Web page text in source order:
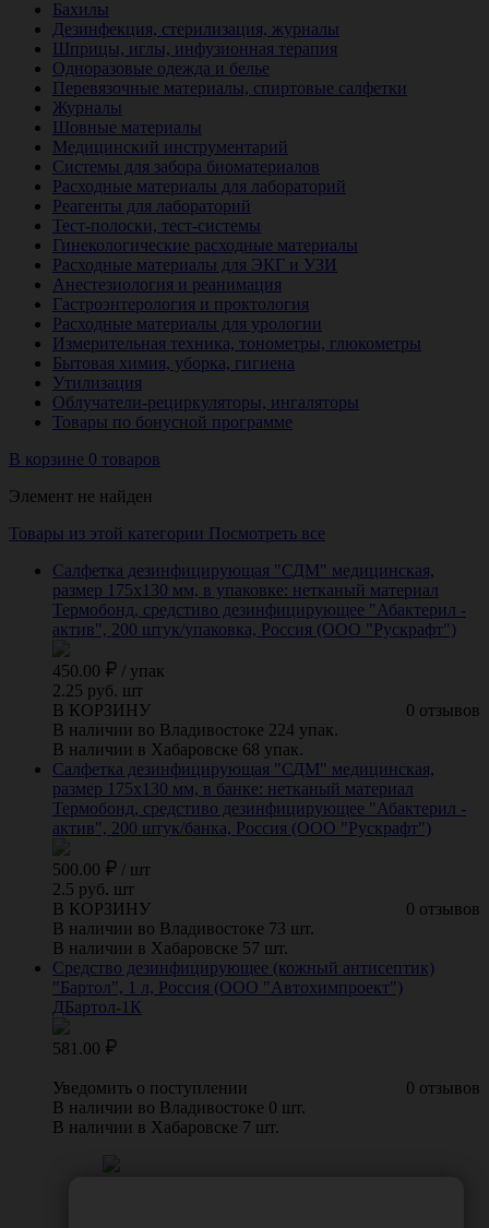
Бахилы
Дезинфекция, стерилизация, журналы
Шприцы, иглы, инфузионная терапия
Одноразовые одежда и белье
Перевязочные материалы, спиртовые салфетки
Журналы
Шовные материалы
Медицинский инструментарий
Системы для забора биоматериалов
Расходные материалы для лабораторий
Реагенты для лабораторий
Тест-полоски, тест-системы
Гинекологические расходные материалы
Расходные материалы для ЭКГ и УЗИ
Анестезиология и реанимация
Гастроэнтерология и проктология
Расходные материалы для урологии
Измерительная техника, тонометры, глюкометры
Бытовая химия, уборка, гигиена
Утилизация
Облучатели-рециркуляторы, ингаляторы
Товары по бонусной программе
В корзине 0 товаров
Элемент не найден
Товары из этой категории Посмотреть все
Салфетка дезинфицирующая "СДМ" медицинская,
размер 175х130 мм, в упаковке: нетканый материал
Термобонд, средстиво дезинфицирующее "Абактерил -
актив", 200 штук/упаковка, Россия (ООО "Рускрафт")
450.00 / упак
2.25 руб. шт
0 отзывов
В КОРЗИНУ
В наличии во Владивостоке 224 упак.
В наличии в Хабаровске 68 упак.
Салфетка дезинфицирующая "СДМ" медицинская,
размер 175х130 мм, в банке: нетканый материал
Термобонд, средстиво дезинфицирующее "Абактерил -
актив", 200 штук/банка, Россия (ООО "Рускрафт")
500.00 / шт
2.5 руб. шт
0 отзывов
В КОРЗИНУ
В наличии во Владивостоке 73 шт.
В наличии в Хабаровске 57 шт.
Средство дезинфицирующее (кожный антисептик)
"Бартол", 1 л, Россия (ООО "Автохимпроект")
ДБартол-1К
581.00
0 отзывов
Уведомить о поступлении
В наличии во Владивостоке 0 шт.
В наличии в Хабаровске 7 шт.